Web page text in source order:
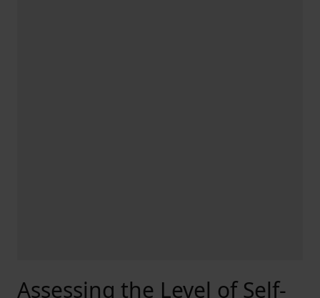
Assessing the Level of Self-